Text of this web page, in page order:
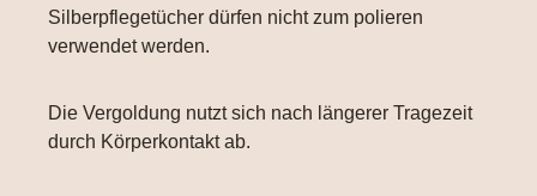
Silberpflegetücher dürfen nicht zum polieren
verwendet werden.
Die Vergoldung nutzt sich nach längerer Tragezeit
durch Körperkontakt ab.